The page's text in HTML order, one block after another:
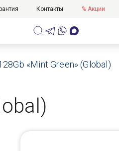
Контакты % Акции
«Mint Green» (Global)